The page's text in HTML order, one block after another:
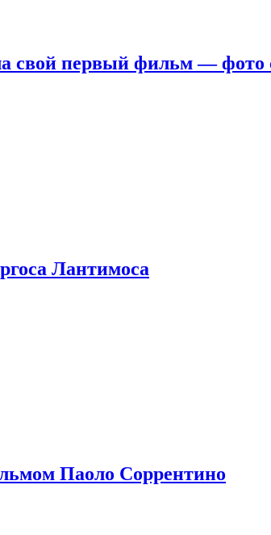
свой первый фильм — фото
Лантимоса
Паоло Соррентино